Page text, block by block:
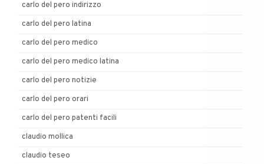
carlo del pero indirizzo
carlo del pero latina
carlo del pero medico
carlo del pero medico latina
carlo del pero notizie
carlo del pero orari
carlo del pero patenti facili
claudio mollica
claudio teseo